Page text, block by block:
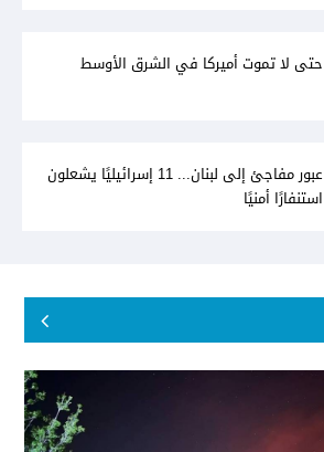
حتى لا تموت أميركا في الشرق الأوسط
عبور مفاجئ إلى لبنان... 11 إسرائيليًا يشعلون
استنفارًا أمنيًا